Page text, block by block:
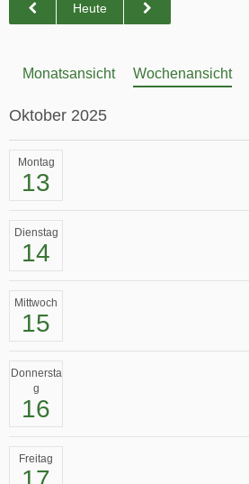
Heute
Monatsansicht Wochenansicht
Oktober 2025
Montag
13
Dienstag
14
Mittwoch
15
Donnersta
g
16
Freitag